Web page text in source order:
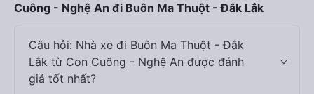
Cuông - Nghệ An đi Buôn Ma Thuột - Đắk Lắk
Câu hỏi: Nhà xe đi Buôn Ma Thuột - Đắk
Lắk từ Con Cuông - Nghệ An được đánh
giá tốt nhất?